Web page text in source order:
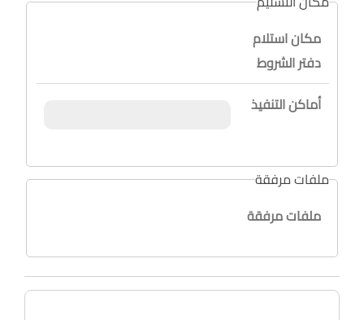
مكان استلام
دفتر الشروط
أماكن التنفيذ
ملفات مرفقة
ملفات مرفقة